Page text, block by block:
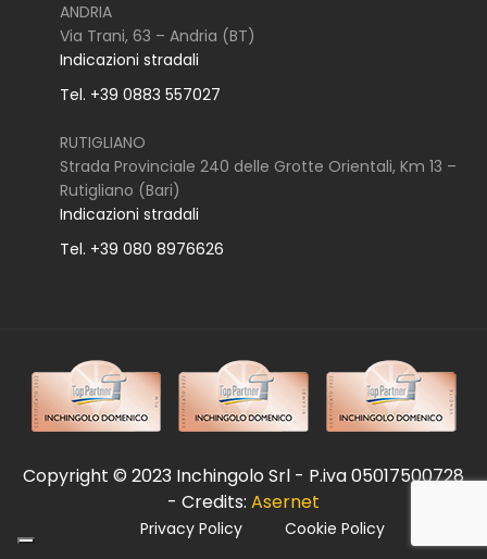
ANDRIA
Via Trani, 63 – Andria (BT)
Indicazioni stradali
Tel. +39 0883 557027
RUTIGLIANO
Strada Provinciale 240 delle Grotte Orientali, Km 13 –
Rutigliano (Bari)
Indicazioni stradali
Tel. +39 080 8976626
Copyright © 2023 Inchingolo Srl - P.iva 05017500728
- Credits: Asernet
Privacy Policy Cookie Policy